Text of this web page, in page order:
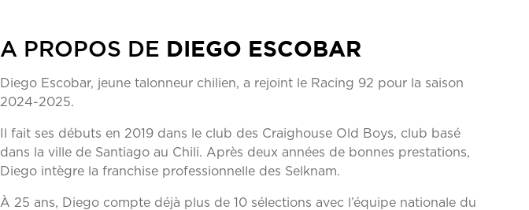
A PROPOS DE DIEGO ESCOBAR
Diego Escobar, jeune talonneur chilien, a rejoint le Racing 92 pour la saison
2024-2025.
Il fait ses débuts en 2019 dans le club des Craighouse Old Boys, club basé
dans la ville de Santiago au Chili. Après deux années de bonnes prestations,
Diego intègre la franchise professionnelle des Selknam.
À 25 ans, Diego compte déjà plus de 10 sélections avec l’équipe nationale du